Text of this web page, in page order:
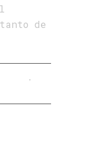
de
,